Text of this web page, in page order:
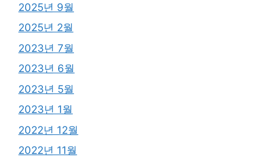
2025년 9월
2025년 2월
2023년 7월
2023년 6월
2023년 5월
2023년 1월
2022년 12월
2022년 11월